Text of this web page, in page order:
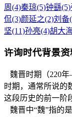
周(4)秦琼(5)钟繇(5)
侃(3)颜延之(2)刘备
坚(11)孙亮(4)胡大
许询时代背景资
魏晋时期（220
时期，通常所说的
这段历史的前一阶
魏晋中“魏”指的